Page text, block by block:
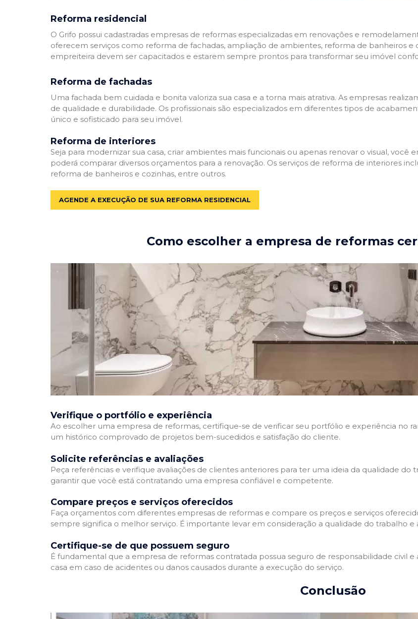
Reforma residencial
O Grifo possui cadastradas empresas de reformas especializadas em renovações e
oferecem serviços como reforma de fachadas, ampliação de ambientes, reforma de banheiros e
empreiteira devem ser capacitados e estarem sempre prontos para transformar seu imóvel
Reforma de fachadas
Uma fachada bem cuidada e bonita valoriza sua casa e a torna mais atrativa. As empresas
de qualidade e durabilidade. Os profissionais são especializados em diferentes tipos de
único e sofisticado para seu imóvel.
Reforma de interiores
Seja para modernizar sua casa, criar ambientes mais funcionais ou apenas renovar o visual, você
poderá comparar diversos orçamentos para a renovação. Os serviços de reforma de interiores
reforma de banheiros e cozinhas, entre outros.
AGENDE A EXECUÇÃO DE SUA REFORMA RESIDENCIAL
Como escolher a empresa de reformas
Verifique o portfólio e experiência
Ao escolher uma empresa de reformas, certifique-se de verificar seu portfólio e experiência no
um histórico comprovado de projetos bem-sucedidos e satisfação do cliente.
Solicite referências e avaliações
Peça referências e verifique avaliações de clientes anteriores para ter uma ideia da qualidade do
garantir que você está contratando uma empresa confiável e competente.
Compare preços e serviços oferecidos
Faça orçamentos com diferentes empresas de reformas e compare os preços e serviços
sempre significa o melhor serviço. É importante levar em consideração a qualidade do trabalho
Certifique-se de que possuem seguro
É fundamental que a empresa de reformas contratada possua seguro de responsabilidade civil
casa em caso de acidentes ou danos causados durante a execução do serviço.
Conclusão